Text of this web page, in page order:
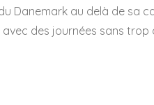
Danemark au delà de sa
des journées sans trop